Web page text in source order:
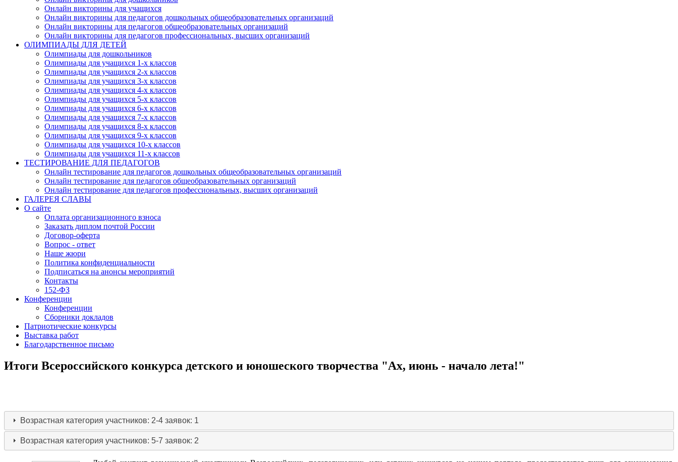
Онлайн викторины для учащихся
Онлайн викторины для педагогов дошкольных общеобразовательных организаций
Онлайн викторины для педагогов общеобразовательных организаций
Онлайн викторины для педагогов профессиональных, высших организаций
ОЛИМПИАДЫ ДЛЯ ДЕТЕЙ
Олимпиады для дошкольников
Олимпиады для учащихся 1-х классов
Олимпиады для учащихся 2-х классов
Олимпиады для учащихся 3-х классов
Олимпиады для учащихся 4-х классов
Олимпиады для учащихся 5-х классов
Олимпиады для учащихся 6-х классов
Олимпиады для учащихся 7-х классов
Олимпиады для учащихся 8-х классов
Олимпиады для учащихся 9-х классов
Олимпиады для учащихся 10-х классов
Олимпиады для учащихся 11-х классов
ТЕСТИРОВАНИЕ ДЛЯ ПЕДАГОГОВ
Онлайн тестирование для педагогов дошкольных общеобразовательных организаций
Онлайн тестирование для педагогов общеобразовательных организаций
Онлайн тестирование для педагогов профессиональных, высших организаций
ГАЛЕРЕЯ СЛАВЫ
О сайте
Оплата организационного взноса
Заказать диплом почтой России
Договор-оферта
Вопрос - ответ
Наше жюри
Политика конфиденциальности
Подписаться на анонсы мероприятий
Контакты
152-ФЗ
Конференции
Конференции
Сборники докладов
Патриотические конкурсы
Выставка работ
Благодарственное письмо
Итоги Всероссийского конкурса детского и юношеского творчества "Ах, июнь - начало лета!"
Возрастная категория участников: 2-4заявок: 1
Возрастная категория участников: 5-7заявок: 2